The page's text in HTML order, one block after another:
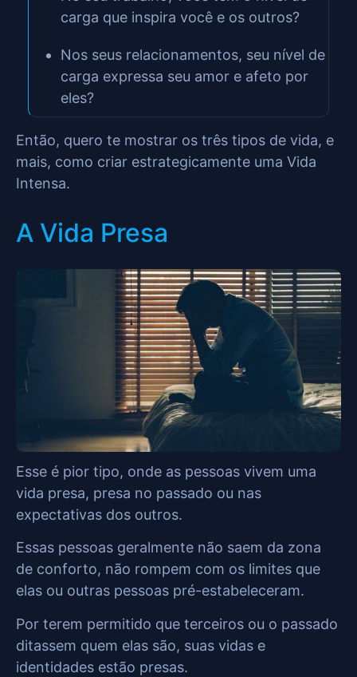
carga que inspira você e os outros?
Nos seus relacionamentos, seu nível de
carga expressa seu amor e afeto por
eles?
Então, quero te mostrar os três tipos de vida, e
mais, como criar estrategicamente uma Vida
Intensa.
A Vida Presa
Esse é pior tipo, onde as pessoas vivem uma
vida presa, presa no passado ou nas
expectativas dos outros.
Essas pessoas geralmente não saem da zona
de conforto, não rompem com os limites que
elas ou outras pessoas pré-estabeleceram.
Por terem permitido que terceiros ou o passado
ditassem quem elas são, suas vidas e
identidades estão presas.